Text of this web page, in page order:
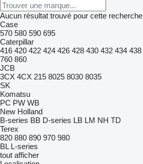
Aucun résultat trouvé pour cette recherche
Case
570 580 590 695
Caterpillar
416 420 422 424 426 428 430 432 434 438
760 860
JCB
3CX 4CX 215 8025 8030 8035
SK
Komatsu
PC PW WB
New Holland
B-series BB D-series LB LM NH TD
Terex
820 880 890 970 980
BL L-series
tout afficher